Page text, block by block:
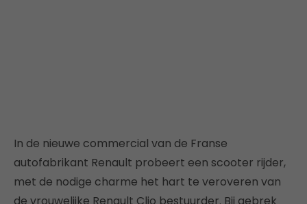
In de nieuwe commercial van de Franse
autofabrikant Renault probeert een scooter rijder,
met de nodige charme het hart te veroveren van
de vrouwelijke Renault Clio bestuurder. Bij gebrek